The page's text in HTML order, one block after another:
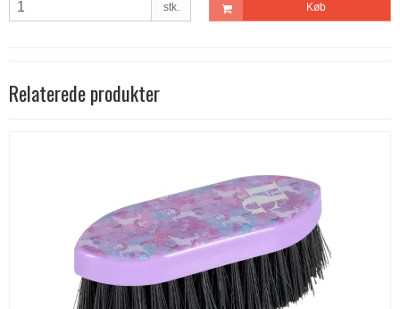
stk. Køb
Relaterede produkter